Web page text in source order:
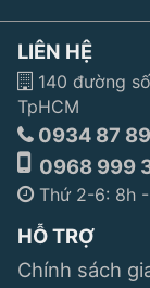
LIÊN HỆ
140 đường
TpHCM
0934 87
0968 999
Thứ 2-6: 8h
HỖ TRỢ
Chính sách